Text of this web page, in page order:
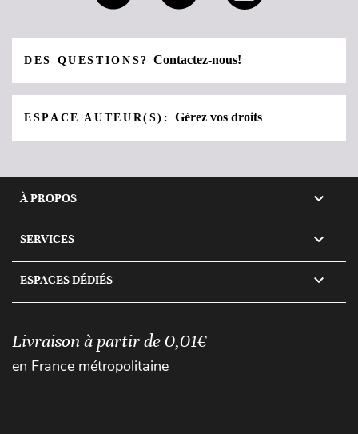
DES QUESTIONS?Contactez-nous!
ESPACE AUTEUR(S):Gérez vos droits
À PROPOS 
SERVICES 
ESPACES DÉDIÉS 
Livraison à partir de 0,01€
en France métropolitaine